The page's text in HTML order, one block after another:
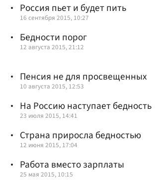
Россия пьет и будет пить
16 сентября 2015, 10:27
Бедности порог
12 августа 2015, 21:12
Пенсия не для просвещенных
10 августа 2015, 12:53
На Россию наступает бедность
23 июля 2015, 14:41
Страна приросла бедностью
12 июня 2015, 17:04
Работа вместо зарплаты
25 мая 2015, 10:15